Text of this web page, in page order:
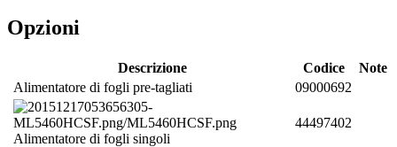
Opzioni
Descrizione Codice
Note
Alimentatore di fogli pre-tagliati
09000692
Alimentatore di fogli singoli
44497402